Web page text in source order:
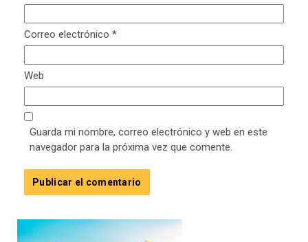
Correo electrónico *
Web
Guarda mi nombre, correo electrónico y web en este
navegador para la próxima vez que comente.